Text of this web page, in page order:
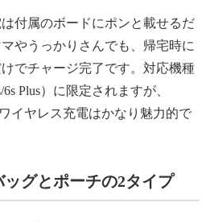
付属のボードにポンと載せるだ
やうっかりさんでも、帰宅時に
でチャージ完了です。対応機種
6s Plus）に限定されますが、
イヤレス充電はかなり魅力的で
グとポーチの2タイプ